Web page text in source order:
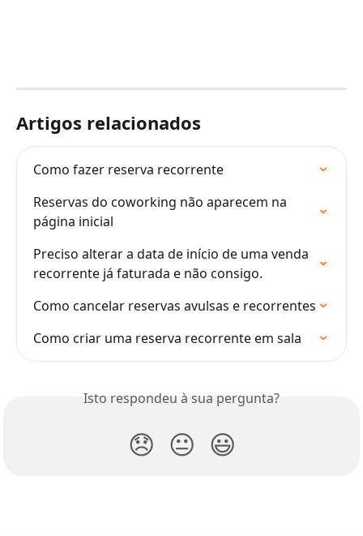
Artigos relacionados
Como fazer reserva recorrente
Reservas do coworking não aparecem na
página inicial
Preciso alterar a data de início de uma venda
recorrente já faturada e não consigo.
Como cancelar reservas avulsas e recorrentes
Como criar uma reserva recorrente em sala
Isto respondeu à sua pergunta?
😞 😐 😃